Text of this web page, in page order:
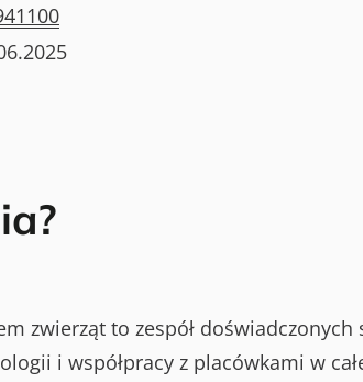
zwierząt to zespół
i współpracy z placówkami w